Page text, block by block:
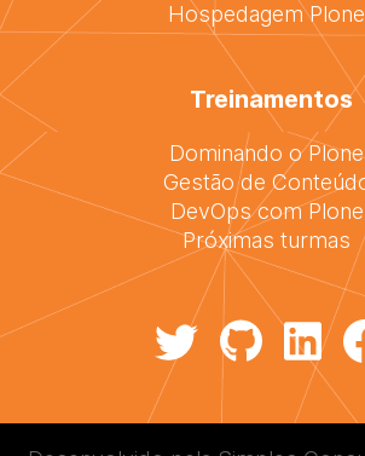
Hospedagem Plone
Treinamentos
Dominando o Plone
Gestão de
DevOps com Plone
Próximas turmas